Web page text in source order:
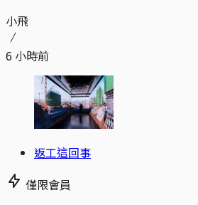
小飛
6 小時前
返工這回事
僅限會員